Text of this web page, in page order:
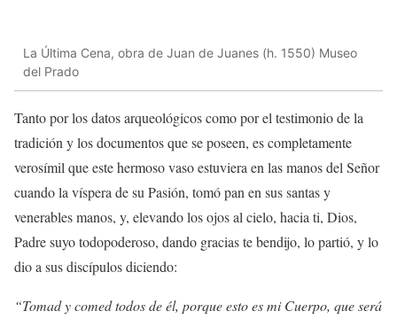
La Última Cena, obra de Juan de Juanes (h. 1550) Museo
del Prado
Tanto por los datos arqueológicos como por el testimonio de la
tradición y los documentos que se poseen, es completamente
verosímil que este hermoso vaso estuviera en las manos del Señor
cuando la víspera de su Pasión, tomó pan en sus santas y
venerables manos, y, elevando los ojos al cielo, hacia ti, Dios,
Padre suyo todopoderoso, dando gracias te bendijo, lo partió, y lo
dio a sus discípulos diciendo:
“Tomad y comed todos de él, porque esto es mi Cuerpo, que será